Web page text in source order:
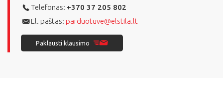
Telefonas: +370 37 205 802
El. paštas: parduotuve@elstila.lt
Paklausti klausimo